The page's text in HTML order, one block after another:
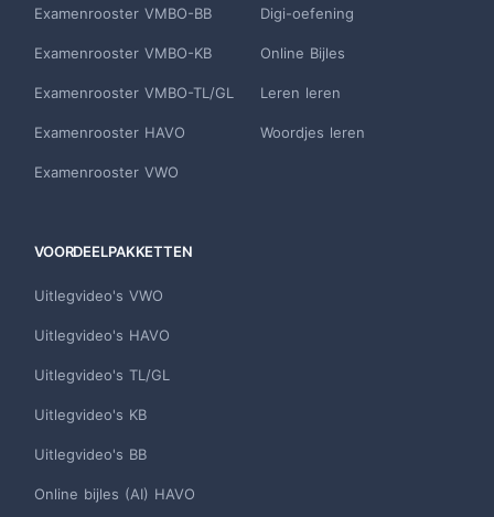
Examenrooster VMBO-BB
Examenrooster VMBO-KB
Examenrooster VMBO-TL/GL
Examenrooster HAVO
Examenrooster VWO
Digi-oefening
Online Bijles
Leren leren
Woordjes leren
VOORDEELPAKKETTEN
Uitlegvideo's VWO
Uitlegvideo's HAVO
Uitlegvideo's TL/GL
Uitlegvideo's KB
Uitlegvideo's BB
Online bijles (AI) HAVO